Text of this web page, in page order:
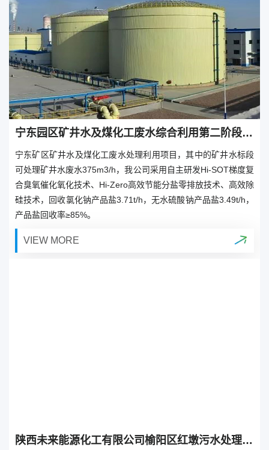
宁东园区矿井水及煤化工废水综合利用第二阶段工艺包和工艺设备采购项目
宁东矿区矿井水及煤化工废水处理利用项目，其中的矿井水标段
可处理矿井水废水375m3/h，我公司采用自主研发Hi-SOT梯度复
合臭氧催化氧化技术、Hi-Zero高效节能分盐零排放技术、高效除
硅技术，回收氯化钠产品盐3.71t/h，无水硫酸钠产品盐3.49t/h，
产品盐回收率≥85%。
VIEW MORE
陕西未来能源化工有限公司榆阳区红墩污水处理厂BOT项目